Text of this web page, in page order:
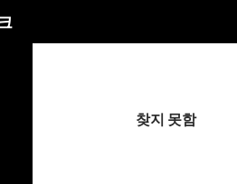
찾지 못함